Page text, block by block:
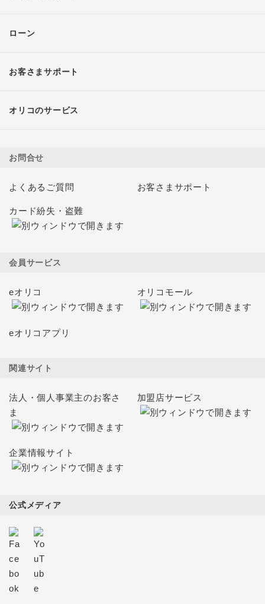
ローン
お客さまサポート
オリコのサービス
お問合せ
よくあるご質問 お客さまサポート
カード紛失・盗難
会員サービス
eオリコ オリコモール
eオリコアプリ
関連サイト
法人・個人事業主のお客さ
ま
加盟店サービス
企業情報サイト
公式メディア